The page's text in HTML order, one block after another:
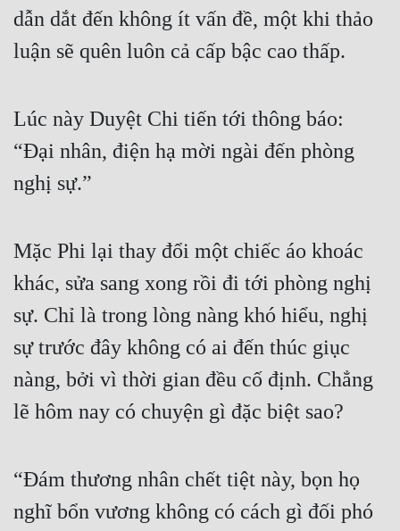
dẫn dắt đến không ít vấn đề, một khi thảo
luận sẽ quên luôn cả cấp bậc cao thấp.
Lúc này Duyệt Chi tiến tới thông báo:
“Đại nhân, điện hạ mời ngài đến phòng
nghị sự.”
Mặc Phi lại thay đổi một chiếc áo khoác
khác, sửa sang xong rồi đi tới phòng nghị
sự. Chỉ là trong lòng nàng khó hiểu, nghị
sự trước đây không có ai đến thúc giục
nàng, bởi vì thời gian đều cố định. Chẳng
lẽ hôm nay có chuyện gì đặc biệt sao?
“Đám thương nhân chết tiệt này, bọn họ
nghĩ bổn vương không có cách gì đối phó